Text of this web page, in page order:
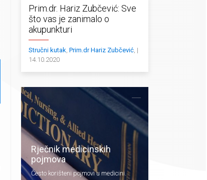
Prim.dr. Hariz Zubčević: Sve
što vas je zanimalo o
akupunkturi
Stručni kutak, Prim.dr Hariz Zubčević, |
14.10.2020
Rječnik medicinskih
pojmova
Često korišteni pojmovi u medicini.